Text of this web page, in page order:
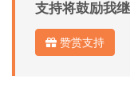
支持将鼓励我继
赞赏支持